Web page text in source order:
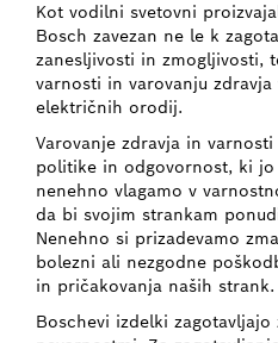
Kot vodilni svetovni
Bosch zavezan ne le k
zanesljivosti in zmogljivosti,
varnosti in varovanju
električnih orodij.
Varovanje zdravja in
politike in odgovornost, ki
nenehno vlagamo v
da bi svojim strankam
Nenehno si prizadevamo
bolezni ali nezgodne
in pričakovanja naših strank.
Boschevi izdelki